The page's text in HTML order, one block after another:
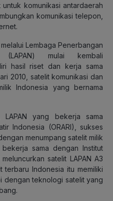
komunikasi antardaerah
komunikasi telepon,
Lembaga Penerbangan
mulai kembali
hasil riset dan kerja sama
2010, satelit komunikasi dan
Indonesia yang bernama
yang bekerja sama
Indonesia (ORARI), sukses
menumpang satelit milik
sama dengan Institut
satelit LAPAN A3
terbaru Indonesia itu memiliki
dengan teknologi satelit yang